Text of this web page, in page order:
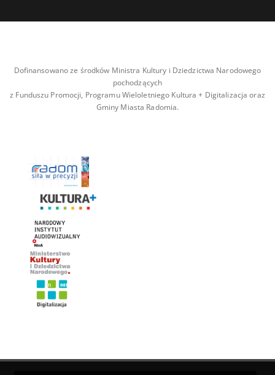
Dofinansowano ze środków Ministra Kultury i Dziedzictwa Narodowego
pochodzących
z Funduszu Promocji, Programu Wieloletniego Kultura + Digitalizacja oraz
Gminy Miasta Radomia.